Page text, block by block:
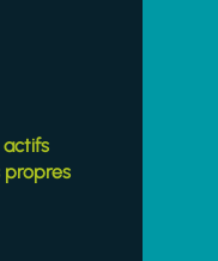
actifs